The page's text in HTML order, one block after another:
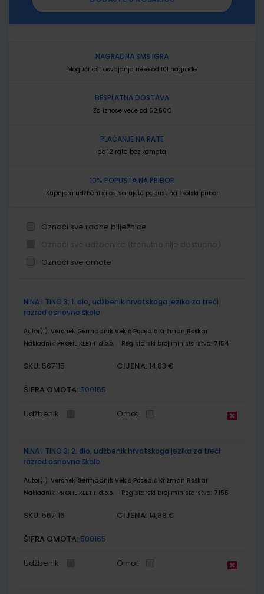
NAGRADNA SMS IGRA
Mogućnost osvajanja neke od 101 nagrade
BESPLATNA DOSTAVA
Za iznose veće od 62,50€
PLAĆANJE NA RATE
do 12 rata bez kamata
10% POPUSTA NA PRIBOR
Kupnjom udžbenika ostvarujete popust na školski pribor
Označi sve radne bilježnice
Označi sve omote
proizvodi
NINA I TINO 3; 1. dio, udžbenik hrvatskoga jezika za treći
razred osnovne škole
Autor(i): Veronek Germadnik Vekić Pocedić Križman Roškar
Nakladnik: PROFIL KLETT d.o.o. Registarski broj ministarstva: 7154
SKU: 567115 CIJENA: 14,83 €
ŠIFRA OMOTA: 500165
Udžbenik Omot
NINA I TINO 3; 2. dio, udžbenik hrvatskoga jezika za treći
razred osnovne škole
Autor(i): Veronek Germadnik Vekić Pocedić Križman Roškar
Nakladnik: PROFIL KLETT d.o.o. Registarski broj ministarstva: 7155
SKU: 567116 CIJENA: 14,88 €
ŠIFRA OMOTA: 500165
Udžbenik Omot